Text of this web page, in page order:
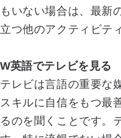
もいない場合は、最新
立つ他のアクティビテ
W英語でテレビを見る
テレビは言語の重要な
スキルに自信をもつ最
るのを聞くことです。